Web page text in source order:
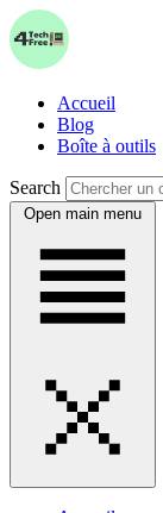
Accueil
Blog
Boîte à outils
Search
Open main menu